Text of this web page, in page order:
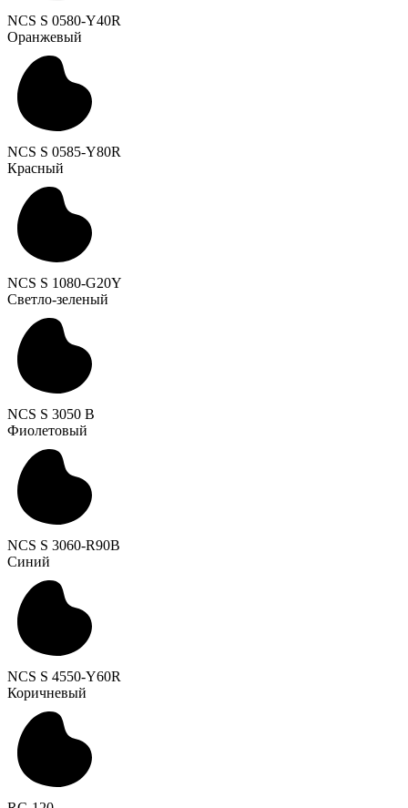
NCS S 0580-Y40R
Оранжевый
NCS S 0585-Y80R
Красный
NCS S 1080-G20Y
Светло-зеленый
NCS S 3050 B
Фиолетовый
NCS S 3060-R90B
Синий
NCS S 4550-Y60R
Коричневый